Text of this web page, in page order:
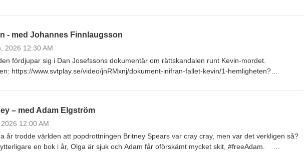
www.facebook.com/groups/3171701036334090/
- med Johannes Finnlaugsson
2026 12:30 AM
fördjupar sig i Dan Josefssons dokumentär om rättskandalen runt Kevin-mordet.
https://www.svtplay.se/video/jnRMxnj/dokument-inifran-fallet-kevin/1-hemligheten?
PÅ FACEBOOKhttps://www.facebook.com/groups/3171701036334090/ FRAM
watch?v=J9-c6RE__aM
– med Adam Elgström
12:00 AM
år trodde världen att popdrottningen Britney Spears var cray cray, men var det verkligen så?
en bok i år, Olga är sjuk och Adam får oförskämt mycket skit, #freeAdam.